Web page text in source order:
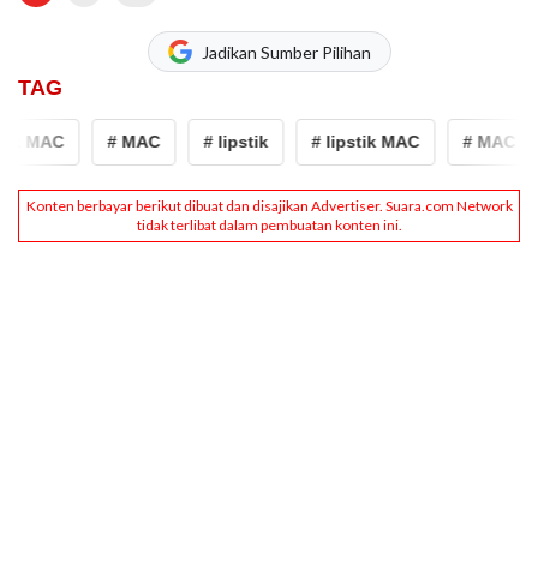
Jadikan Sumber Pilihan
TAG
MAC # MAC # lipstik # lipstik MAC # MAC